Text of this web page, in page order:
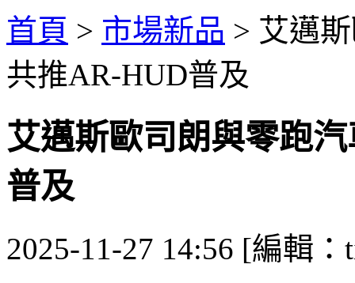
首頁 > 市場新品 > 艾邁
共推AR-HUD普及
艾邁斯歐司朗與零跑
普及
2025-11-27 14:56 [編輯：